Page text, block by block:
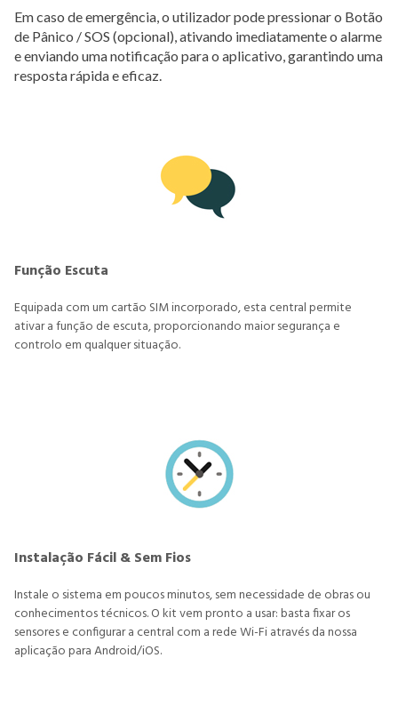
Em caso de emergência, o utilizador pode pressionar o Botão
de Pânico / SOS (opcional), ativando imediatamente o alarme
e enviando uma notificação para o aplicativo, garantindo uma
resposta rápida e eficaz.
Função Escuta
Equipada com um cartão SIM incorporado, esta central permite
ativar a função de escuta, proporcionando maior segurança e
controlo em qualquer situação.
Instalação Fácil & Sem Fios
Instale o sistema em poucos minutos, sem necessidade de obras ou
conhecimentos técnicos. O kit vem pronto a usar: basta fixar os
sensores e configurar a central com a rede Wi-Fi através da nossa
aplicação para Android/iOS.